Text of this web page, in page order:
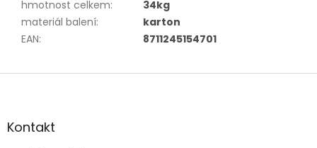
hmotnost celkem:
34kg
materiál balení:
karton
EAN: 8711245154701
Z
aKontakt